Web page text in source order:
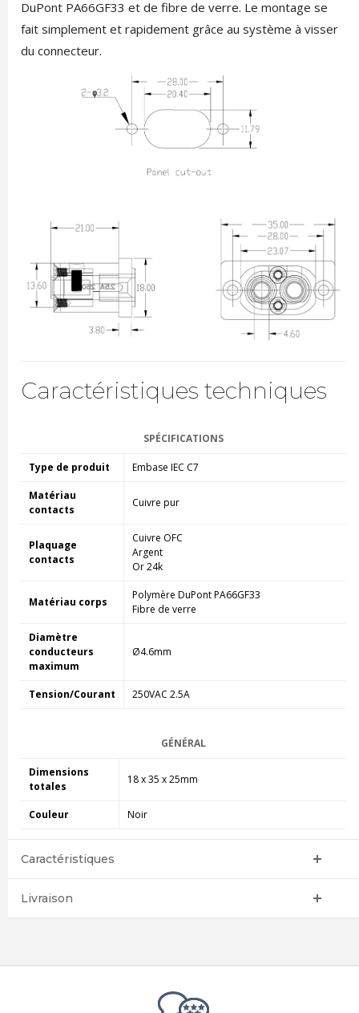
DuPont PA66GF33 et de fibre de verre. Le montage se
fait simplement et rapidement grâce au système à visser
du connecteur.
Caractéristiques techniques
SPÉCIFICATIONS
Type de produit Embase IEC C7
Matériau
contacts
Cuivre pur
Plaquage
contacts
Cuivre OFC
Argent
Or 24k
Matériau corps
Polymère DuPont PA66GF33
Fibre de verre
Diamètre
conducteurs
maximum
Ø4.6mm
Tension/Courant 250VAC 2.5A
GÉNÉRAL
Dimensions
totales
18 x 35 x 25mm
Couleur Noir
Caractéristiques
Livraison